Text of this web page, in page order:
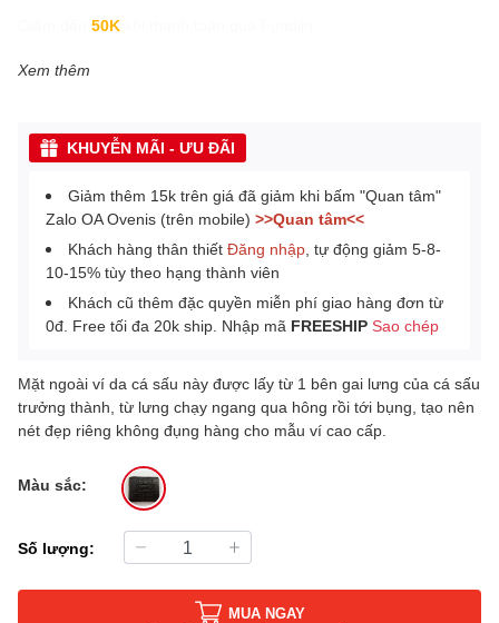
50K
Xem thêm
KHUYỄN MÃI - ƯU ĐÃI
Giảm thêm 15k trên giá đã giảm khi bấm "Quan tâm"
Zalo OA Ovenis (trên mobile) >>Quan tâm<<
Khách hàng thân thiết Đăng nhập , tự động giảm 5-8-
10-15% tùy theo hạng thành viên
Khách cũ thêm đặc quyền miễn phí giao hàng đơn từ
0đ. Free tối đa 20k ship. Nhập mã FREESHIP Sao chép
Mặt ngoài ví da cá sấu này được lấy từ 1 bên gai lưng của cá sấu
trưởng thành, từ lưng chạy ngang qua hông rồi tới bụng, tạo nên
nét đẹp riêng không đụng hàng cho mẫu ví cao cấp.
Màu sắc:
Số lượng:
MUA NGAY